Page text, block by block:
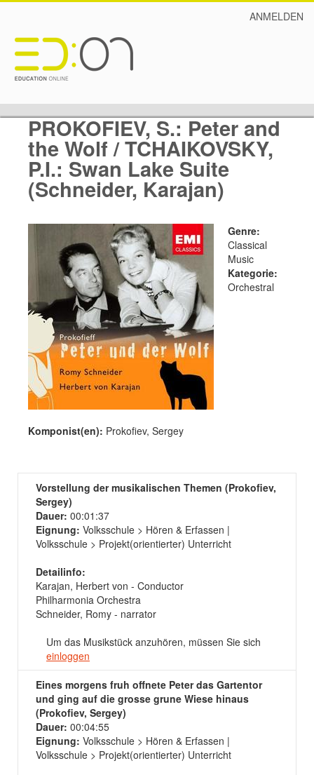
ANMELDEN
PROKOFIEV, S.: Peter and
the Wolf / TCHAIKOVSKY,
P.I.: Swan Lake Suite
(Schneider, Karajan)
Genre:
Classical
Music
Kategorie:
Orchestral
Komponist(en): Prokofiev, Sergey
Vorstellung der musikalischen Themen (Prokofiev,
Sergey)
Dauer: 00:01:37
Eignung: Volksschule > Hören & Erfassen |
Volksschule > Projekt(orientierter) Unterricht
Detailinfo:
Karajan, Herbert von - Conductor
Philharmonia Orchestra
Schneider, Romy - narrator
Um das Musikstück anzuhören, müssen Sie sich
einloggen
Eines morgens fruh offnete Peter das Gartentor
und ging auf die grosse grune Wiese hinaus
(Prokofiev, Sergey)
Dauer: 00:04:55
Eignung: Volksschule > Hören & Erfassen |
Volksschule > Projekt(orientierter) Unterricht